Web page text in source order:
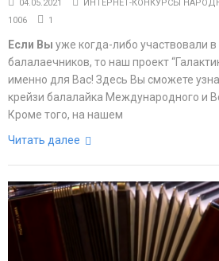
04.05.2021
ИНТЕРНЕТ-КОНКУРСЫ
1006
1
Если Вы уже когда-либо участвовали в
балалаечников, то наш проект
именно для Вас! Здесь Вы сможете
крейзи балалайка Международного и
Кроме того, на нашем
Читать далее